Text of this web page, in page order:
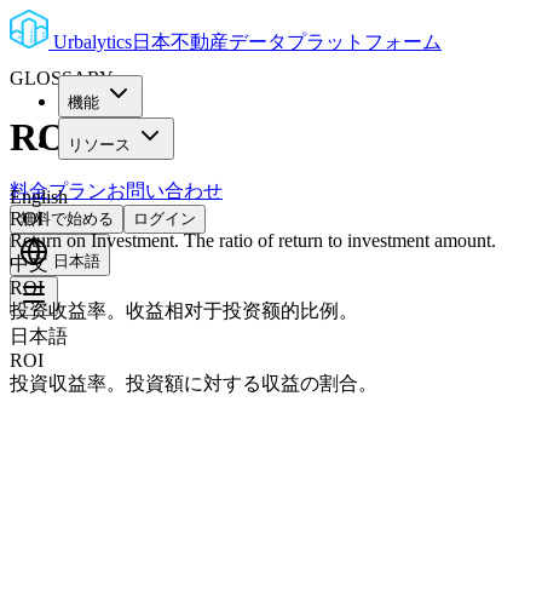
Urbalytics日本不動産データプラットフォーム
機能
リソース
料金プランお問い合わせ
無料で始める ログイン
日本語
GLOSSARY
ROI
English
ROI
Return on Investment. The ratio of return to investment amount.
中文
ROI
投资收益率。收益相对于投资额的比例。
日本語
ROI
投資収益率。投資額に対する収益の割合。